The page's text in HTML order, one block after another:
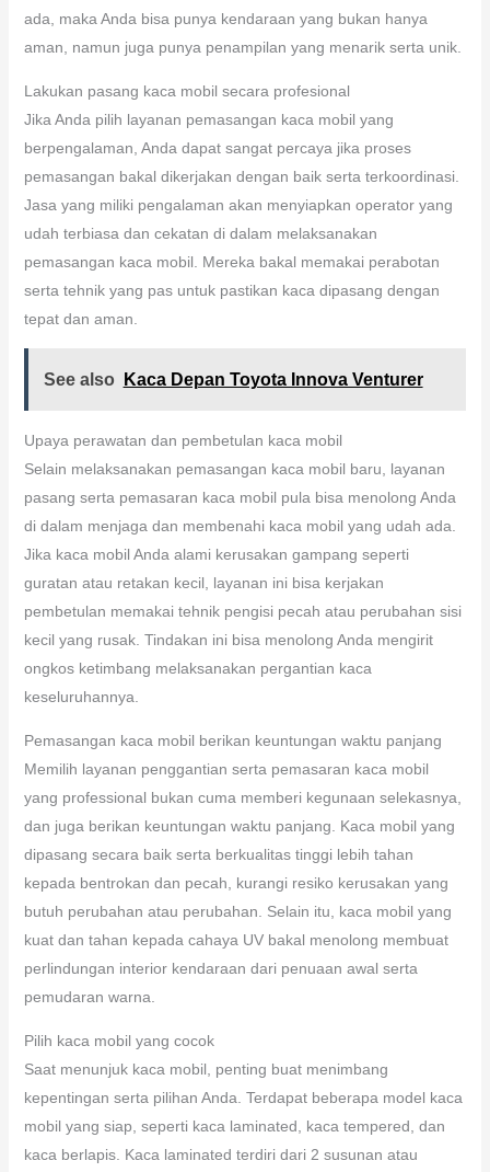
ada, maka Anda bisa punya kendaraan yang bukan hanya
aman, namun juga punya penampilan yang menarik serta unik.
Lakukan pasang kaca mobil secara profesional
Jika Anda pilih layanan pemasangan kaca mobil yang
berpengalaman, Anda dapat sangat percaya jika proses
pemasangan bakal dikerjakan dengan baik serta terkoordinasi.
Jasa yang miliki pengalaman akan menyiapkan operator yang
udah terbiasa dan cekatan di dalam melaksanakan
pemasangan kaca mobil. Mereka bakal memakai perabotan
serta tehnik yang pas untuk pastikan kaca dipasang dengan
tepat dan aman.
See also Kaca Depan Toyota Innova Venturer
Upaya perawatan dan pembetulan kaca mobil
Selain melaksanakan pemasangan kaca mobil baru, layanan
pasang serta pemasaran kaca mobil pula bisa menolong Anda
di dalam menjaga dan membenahi kaca mobil yang udah ada.
Jika kaca mobil Anda alami kerusakan gampang seperti
guratan atau retakan kecil, layanan ini bisa kerjakan
pembetulan memakai tehnik pengisi pecah atau perubahan sisi
kecil yang rusak. Tindakan ini bisa menolong Anda mengirit
ongkos ketimbang melaksanakan pergantian kaca
keseluruhannya.
Pemasangan kaca mobil berikan keuntungan waktu panjang
Memilih layanan penggantian serta pemasaran kaca mobil
yang professional bukan cuma memberi kegunaan selekasnya,
dan juga berikan keuntungan waktu panjang. Kaca mobil yang
dipasang secara baik serta berkualitas tinggi lebih tahan
kepada bentrokan dan pecah, kurangi resiko kerusakan yang
butuh perubahan atau perubahan. Selain itu, kaca mobil yang
kuat dan tahan kepada cahaya UV bakal menolong membuat
perlindungan interior kendaraan dari penuaan awal serta
pemudaran warna.
Pilih kaca mobil yang cocok
Saat menunjuk kaca mobil, penting buat menimbang
kepentingan serta pilihan Anda. Terdapat beberapa model kaca
mobil yang siap, seperti kaca laminated, kaca tempered, dan
kaca berlapis. Kaca laminated terdiri dari 2 susunan atau